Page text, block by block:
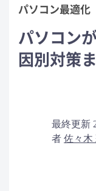
パソコン最適化
パソコン
因別対策
最終更新
者 佐々木